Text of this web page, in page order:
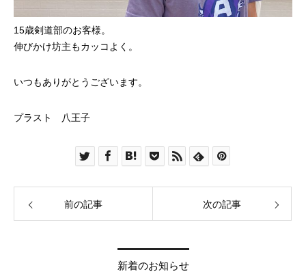
15歳剣道部のお客様。
伸びかけ坊主もカッコよく。
いつもありがとうございます。
プラスト 八王子
前の記事 次の記事
新着のお知らせ